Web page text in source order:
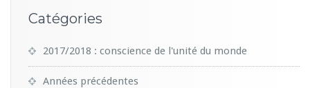
Catégories
2017/2018 : conscience de l'unité du monde
Années précédentes